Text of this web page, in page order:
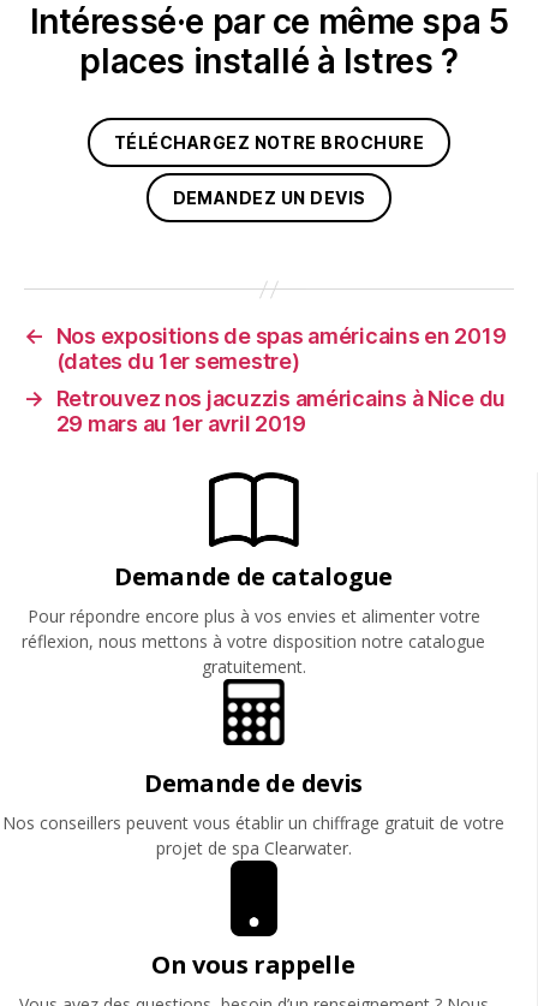
Intéressé·e par ce même spa 5
places installé à Istres ?
TÉLÉCHARGEZ NOTRE BROCHURE
DEMANDEZ UN DEVIS
←
Nos expositions de spas américains en 2019
(dates du 1er semestre)
→
Retrouvez nos jacuzzis américains à Nice du
29 mars au 1er avril 2019
Demande de catalogue
Pour répondre encore plus à vos envies et alimenter votre
réflexion, nous mettons à votre disposition notre catalogue
gratuitement.
Demande de devis
Nos conseillers peuvent vous établir un chiffrage gratuit de votre
projet de spa Clearwater.
On vous rappelle